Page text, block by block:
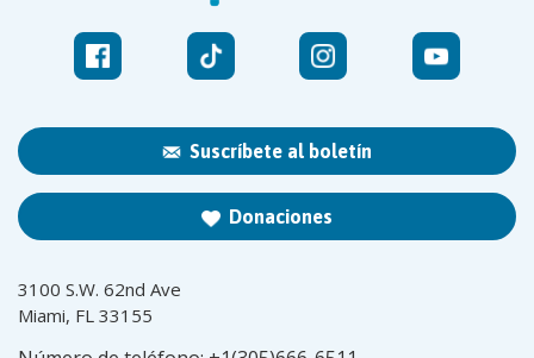
Suscríbete al boletín
Donaciones
3100 S.W. 62nd Ave
Miami, FL 33155